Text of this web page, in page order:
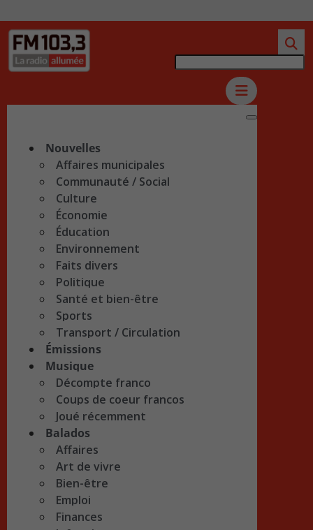
Nouvelles
Affaires municipales
Communauté / Social
Culture
Économie
Éducation
Environnement
Faits divers
Politique
Santé et bien-être
Sports
Transport / Circulation
Émissions
Musique
Décompte franco
Coups de coeur francos
Joué récemment
Balados
Affaires
Art de vivre
Bien-être
Emploi
Finances